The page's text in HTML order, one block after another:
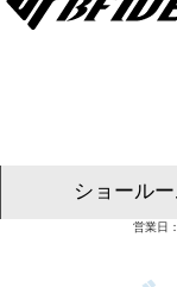
ショールー
東京ショー
名古屋ショー
大阪ショー
福岡ショー
営業日